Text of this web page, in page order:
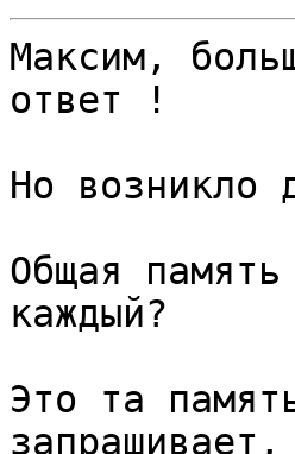
Максим,
ответ !
Но возникло
Общая
каждый?
Это та